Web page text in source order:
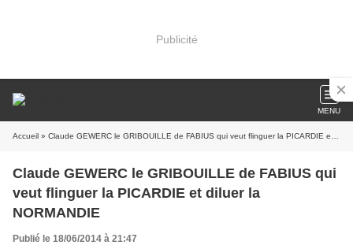
Publicité
MENU
Accueil » Claude GEWERC le GRIBOUILLE de FABIUS qui veut flinguer la PICARDIE et diluer la NORMANDIE
Claude GEWERC le GRIBOUILLE de FABIUS qui
veut flinguer la PICARDIE et diluer la
NORMANDIE
Publié le 18/06/2014 à 21:47